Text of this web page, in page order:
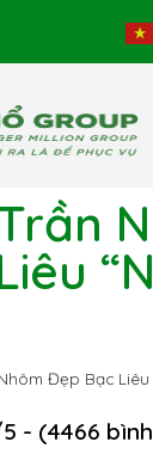
Đẹp Bạc Liêu
- (4466